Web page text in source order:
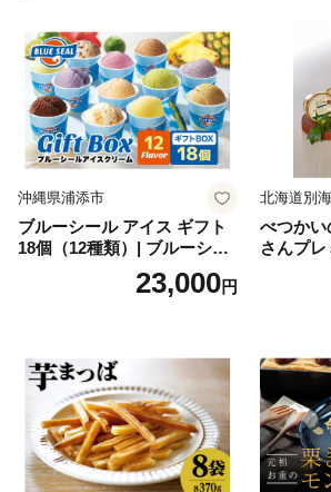
沖縄県浦添市
ブルーシール アイス ギフト
18個（12種類）| ブルーシー
ルアイス ブルーシールアイ
スクリーム 着日指定可能 送
誕生日 カップ 詰め合わせ バ
ラエティ | バニラ チョコレー
ト ストロベリー ピスタチオ
バニラ＆クッキー ウベ 沖縄
紅イモ 塩ちんすこう 沖縄シ
ークヮーサー 沖縄黒糖 琉球
ロイヤルミルクティ 沖縄パ
23,000円
北海道別
べつかい
さんプ
12個（
ス 北海
道産ア
ーム ギ
せ ふる